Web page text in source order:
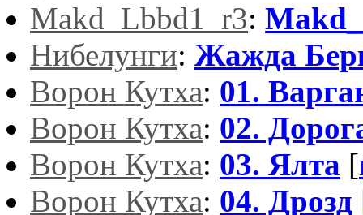
Makd_Lbbd1_r3:
Нибелунги: Жажда
Ворон Кутха: 01.
Ворон Кутха: 02.
Ворон Кутха: 03. Ялта [
Ворон Кутха: 04. Дрозд